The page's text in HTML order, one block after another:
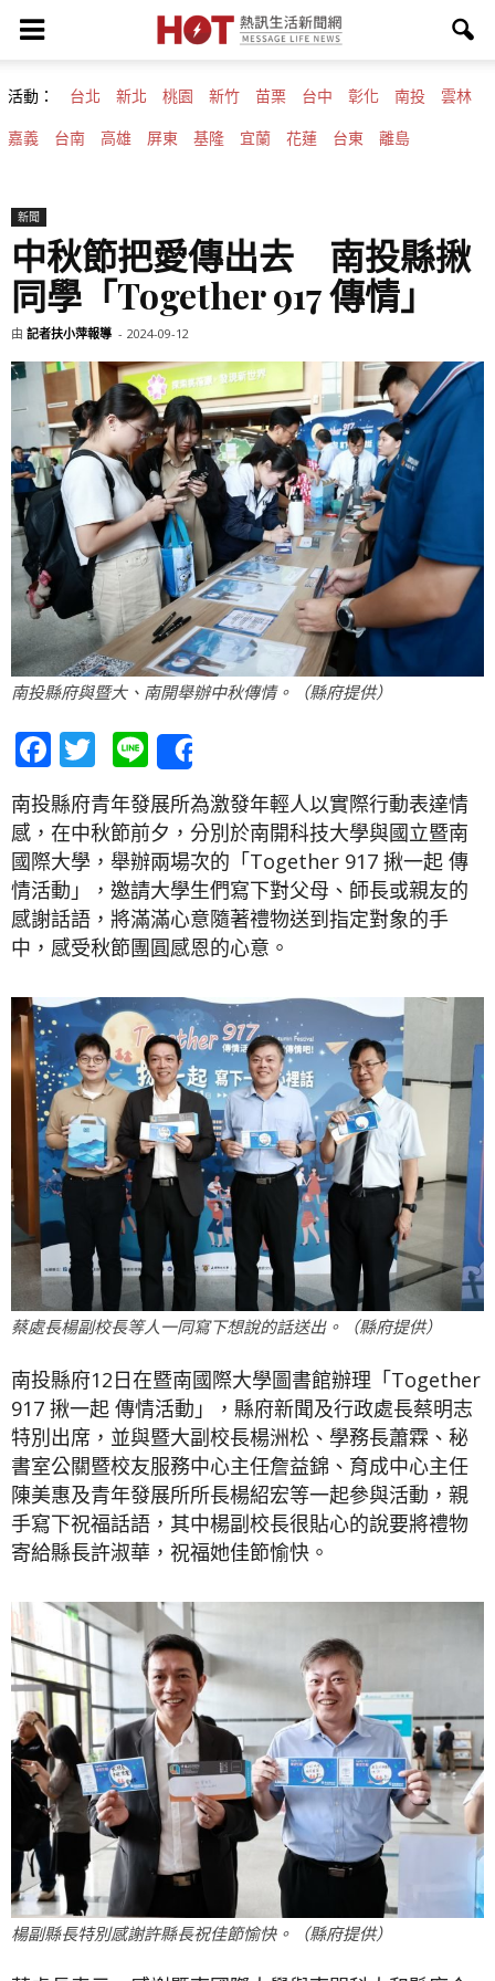
活動： 台北 新北 桃園 新竹 苗栗 台中 彰化 南投 雲林
嘉義 台南 高雄 屏東 基隆 宜蘭 花蓮 台東 離島
新聞
中秋節把愛傳出去 南投縣揪
同學「Together 917 傳情」
由 記者扶小萍報導 - 2024-09-12
南投縣府與暨大、南開舉辦中秋傳情。（縣府提供）
Facebook
Twitter
Line
南投縣府青年發展所為激發年輕人以實際行動表達情
感，在中秋節前夕，分別於南開科技大學與國立暨南
國際大學，舉辦兩場次的「Together 917 揪一起 傳
情活動」，邀請大學生們寫下對父母、師長或親友的
感謝話語，將滿滿心意隨著禮物送到指定對象的手
中，感受秋節團圓感恩的心意。
蔡處長楊副校長等人一同寫下想說的話送出。（縣府提供）
南投縣府12日在暨南國際大學圖書館辦理「Together
917 揪一起 傳情活動」，縣府新聞及行政處長蔡明志
特別出席，並與暨大副校長楊洲松、學務長蕭霖、秘
書室公關暨校友服務中心主任詹益錦、育成中心主任
陳美惠及青年發展所所長楊紹宏等一起參與活動，親
手寫下祝福話語，其中楊副校長很貼心的說要將禮物
寄給縣長許淑華，祝福她佳節愉快。
楊副縣長特別感謝許縣長祝佳節愉快。（縣府提供）